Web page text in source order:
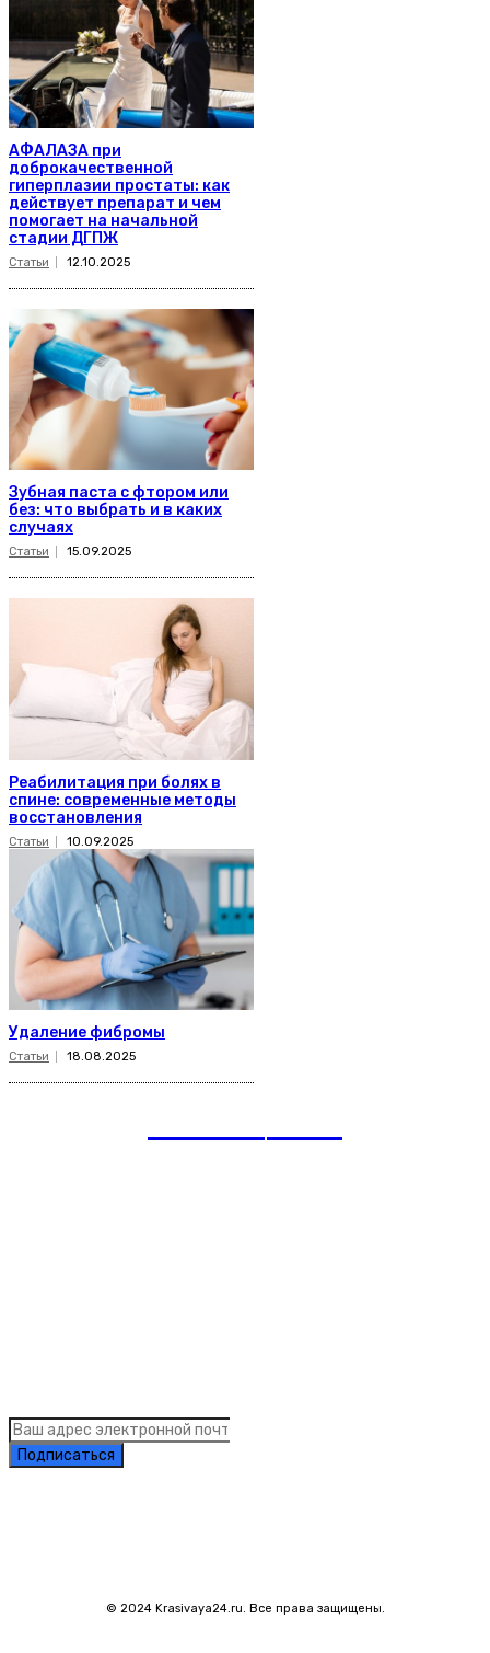
АФАЛАЗА при
доброкачественной
гиперплазии простаты: как
действует препарат и чем
помогает на начальной
стадии ДГПЖ
Статьи 12.10.2025
Зубная паста с фтором или
без: что выбрать и в каких
случаях
Статьи 15.09.2025
Реабилитация при болях в
спине: современные методы
восстановления
Статьи 10.09.2025
Удаление фибромы
Статьи 18.08.2025
Подписаться
© 2024 Krasivaya24.ru. Все права защищены.